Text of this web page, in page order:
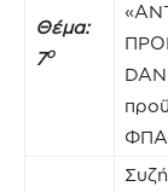
Θέμα:
7ο